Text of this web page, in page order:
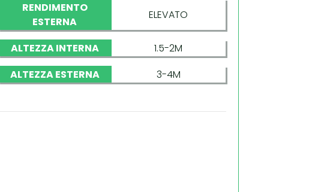
RENDIMENTO
ESTERNA
ELEVATO
ALTEZZA INTERNA
1.5-2M
ALTEZZA ESTERNA
3-4M